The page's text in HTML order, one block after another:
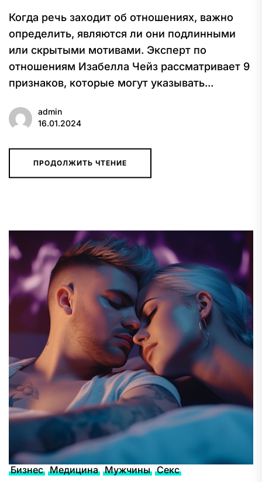
Когда речь заходит об отношениях, важно
определить, являются ли они подлинными
или скрытыми мотивами. Эксперт по
отношениям Изабелла Чейз рассматривает 9
признаков, которые могут указывать...
admin
16.01.2024
ПРОДОЛЖИТЬ ЧТЕНИЕ
Бизнес Медицина Мужчины Секс